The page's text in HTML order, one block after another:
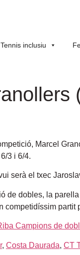
Tennis inclusiu
Marcel
3 i 6/4.
serà el txec
de dobles, la
competidíssim partit
, Costa Daurada, CT